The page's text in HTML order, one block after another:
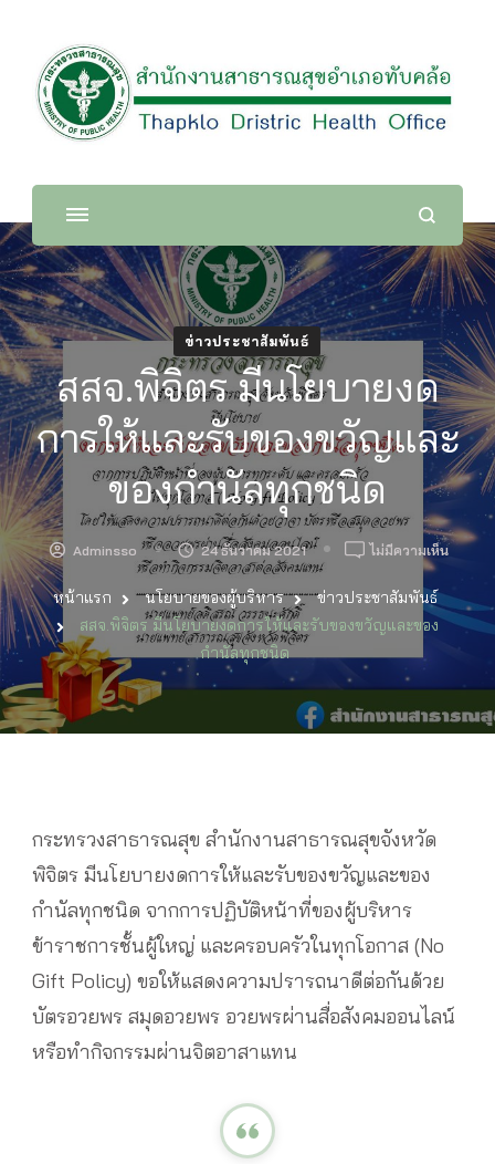
สำนักงานสาธารณสุขอำเภอทับ
คล้อ
ข่าวประชาสัมพันธ์
สสจ.พิจิตร มีนโยบายงด
การให้และรับของขวัญและ
ของกำนัลทุกชนิด
Adminsso 24 ธันวาคม 2021 ไม่มีความเห็นบน
มีน
โย
การ
ให้
และ
หน้าแรก นโยบายของผู้บริหาร
ข่าวประชาสัมพันธ์
สสจ.พิจิตร มีนโยบายงดการให้และรับของขวัญและของ
กำนัลทุกชนิด
กระทรวงสาธารณสุข สำนักงานสาธารณสุขจังหวัด
พิจิตร มีนโยบายงดการให้และรับของขวัญและของ
กำนัลทุกชนิด จากการปฏิบัติหน้าที่ของผู้บริหาร
ข้าราชการชั้นผู้ใหญ่ และครอบครัวในทุกโอกาส (No
Gift Policy) ขอให้แสดงความปรารถนาดีต่อกันด้วย
บัตรอวยพร สมุดอวยพร อวยพรผ่านสื่อสังคมออนไลน์
หรือทำกิจกรรมผ่านจิตอาสาแทน